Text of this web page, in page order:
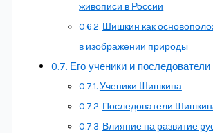
живописи в России
Шишкин как
в изображении природы
Его ученики и последователи
Ученики Шишкина
Последователи
Влияние на развитие